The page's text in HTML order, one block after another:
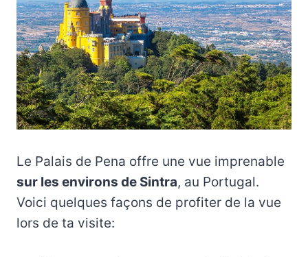
Le Palais de Pena offre une vue imprenable
sur les environs de Sintra, au Portugal.
Voici quelques façons de profiter de la vue
lors de ta visite: